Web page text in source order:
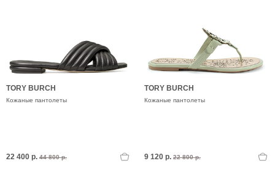
TORY BURCH
Кожаные пантолеты
22 400 р. 44 800 р.
TORY BURCH
Кожаные пантолеты
9 120 р. 22 800 р.